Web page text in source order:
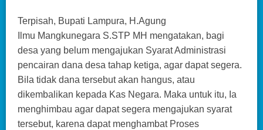
Terpisah, Bupati Lampura, H.Agung
Ilmu Mangkunegara S.STP MH mengatakan, bagi
desa yang belum mengajukan Syarat Administrasi
pencairan dana desa tahap ketiga, agar dapat segera.
Bila tidak dana tersebut akan hangus, atau
dikembalikan kepada Kas Negara. Maka untuk itu, Ia
menghimbau agar dapat segera mengajukan syarat
tersebut, karena dapat menghambat Proses